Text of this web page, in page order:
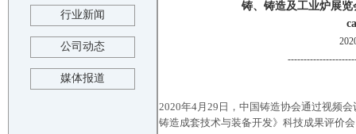
行业新闻
公司动态
媒体报道
铸、铸造及工业炉展
2020年4月29日，中国铸造协会通过视频
铸造成套技术与装备开发》科技成果评价